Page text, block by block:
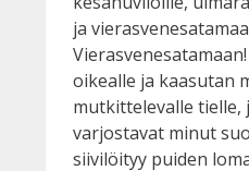
ja
oikealle ja kaasutan
mutkittelevalle tielle,
varjostavat minut
siivilöityy puiden